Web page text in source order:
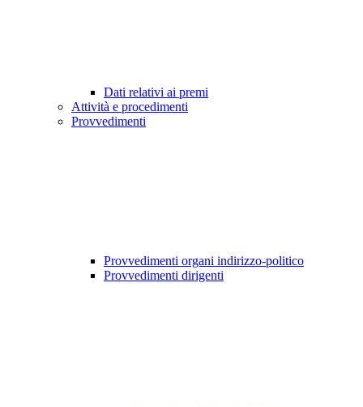
Dati relativi ai premi
Attività e procedimenti
Provvedimenti
Provvedimenti organi indirizzo-politico
Provvedimenti dirigenti